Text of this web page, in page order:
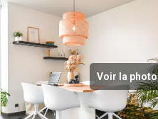
Voir la photo